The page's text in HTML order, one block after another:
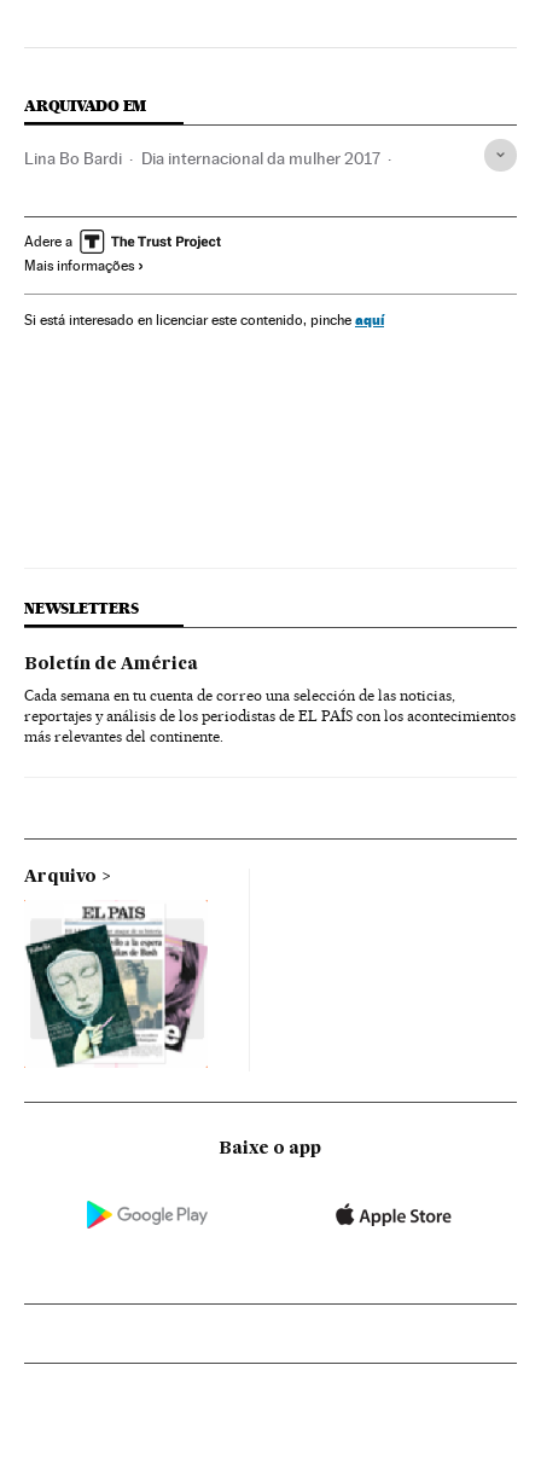
ARQUIVADO EM
Lina Bo Bardi Dia internacional da mulher 2017
Dias mundiais Feminismo
Adere a
Mais informações
Si está interesado en licenciar este contenido, pinche aquí
NEWSLETTERS
Boletín de América
Cada semana en tu cuenta de correo una selección de las noticias,
reportajes y análisis de los periodistas de EL PAÍS con los acontecimientos
más relevantes del continente.
Arquivo
Baixe o app